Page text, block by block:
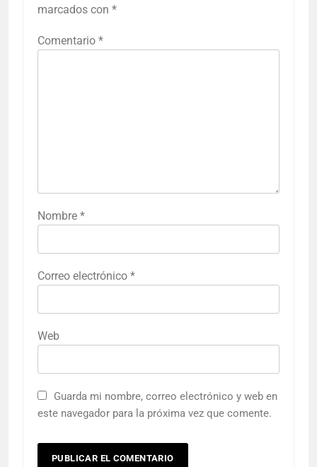
marcados con *
Comentario *
Nombre *
Correo electrónico *
Web
Guarda mi nombre, correo electrónico y web en
este navegador para la próxima vez que comente.